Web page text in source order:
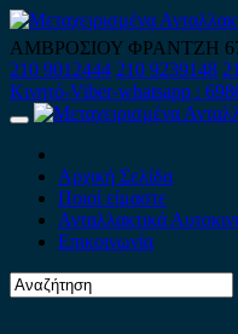
Skip
to
content
ΑΜΒΡΟΣΙΟΥ ΦΡΑΝΤΖΗ
210 9012444 210 9239148
Κινητό-Viber-whatsapp :
Primary
Αρχική Σελίδα
Ποιοί είμαστε
Ανταλλακτικά
Επικοινωνία